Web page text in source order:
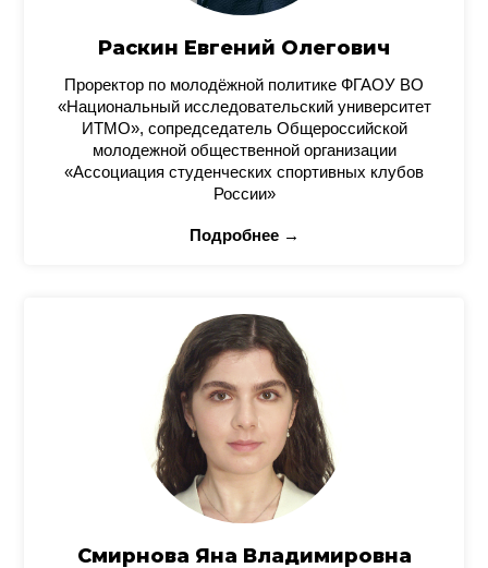
Раскин Евгений Олегович
Проректор по молодёжной политике ФГАОУ ВО
«Национальный исследовательский университет
ИТМО», сопредседатель Общероссийской
молодежной общественной организации
«Ассоциация студенческих спортивных клубов
России»
Подробнее →
Смирнова Яна Владимировна